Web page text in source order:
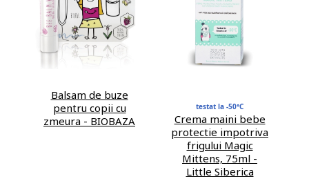
Balsam de buze
pentru copii cu
zmeura - BIOBAZA
testat la -50°C
Crema maini bebe
protectie impotriva
frigului Magic
Mittens, 75ml -
Little Siberica